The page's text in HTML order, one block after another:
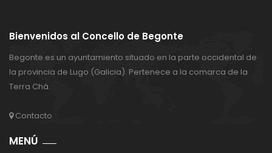
Bienvenidos al Concello de Begonte
Begonte es un ayuntamiento situado en la parte occidental de
la provincia de Lugo (Galicia). Pertenece a la comarca de la
Terra Chá.
Contacto
MENÚ